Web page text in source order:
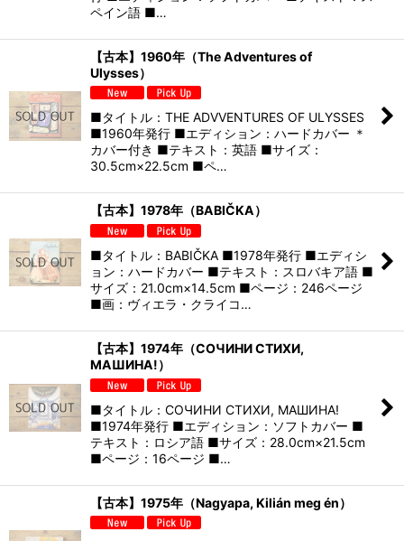
ペイン語 ■…
【古本】1960年（The Adventures of
Ulysses）
■タイトル：THE ADVVENTURES OF ULYSSES
■1960年発行 ■エディション：ハードカバー ＊
カバー付き ■テキスト：英語 ■サイズ：
30.5cm×22.5cm ■ペ…
【古本】1978年（BABIČKA）
■タイトル：BABIČKA ■1978年発行 ■エディシ
ョン：ハードカバー ■テキスト：スロバキア語 ■
サイズ：21.0cm×14.5cm ■ページ：246ページ
■画：ヴィエラ・クライコ…
【古本】1974年（СОЧИНИ СТИХИ,
МАШИНА!）
■タイトル：СОЧИНИ СТИХИ, МАШИНА!
■1974年発行 ■エディション：ソフトカバー ■
テキスト：ロシア語 ■サイズ：28.0cm×21.5cm
■ページ：16ページ ■…
【古本】1975年（Nagyapa, Kilián meg én）